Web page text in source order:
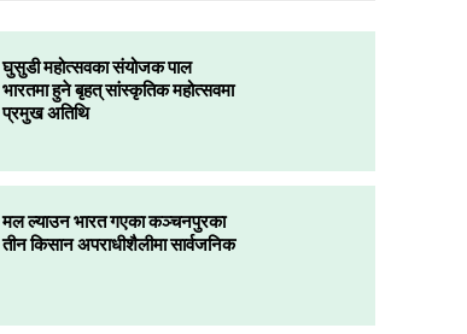
घुसुडी महोत्सवका संयोजक पाल
भारतमा हुने बृहत् सांस्कृतिक महोत्सवमा
प्रमुख अतिथि
मल ल्याउन भारत गएका कञ्चनपुरका
तीन किसान अपराधीशैलीमा सार्वजनिक